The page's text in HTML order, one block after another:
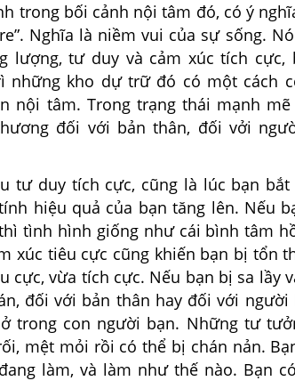
trong bối cảnh nội tâm đó, có ý
Nghĩa là niềm vui của sự sống.
lượng, tư duy và cảm xúc tích
những kho dự trữ đó có một cách
nội tâm. Trong trạng thái mạnh
đối với bản thân, đối vởi
tư duy tích cực, cũng là lúc bạn
hiệu quả của bạn tăng lên. Nếu
tình hình giống như cái bình tâm
xúc tiêu cực cũng khiến bạn bị tổn
cực, vừa tích cực. Nếu bạn bị sa lầy
đối với bản thân hay đối với người
trong con người bạn. Những tư
mệt mỏi rồi có thể bị chán nản.
làm, và làm như thế nào. Bạn